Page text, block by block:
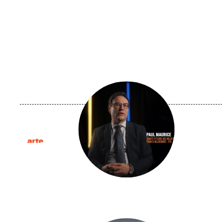
Logo
principale
médiatique